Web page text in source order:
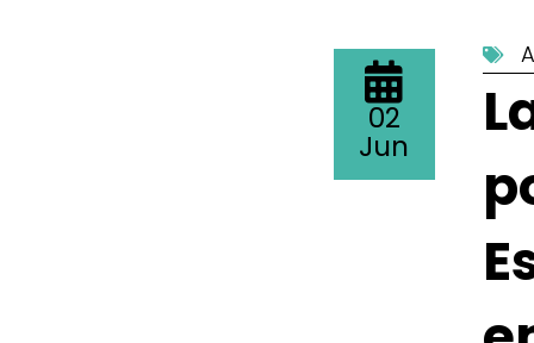
02
Jun